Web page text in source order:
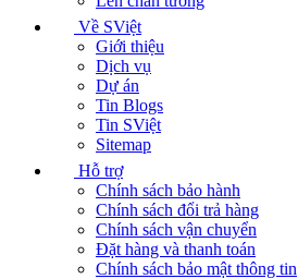
Về SViệt
Giới thiệu
Dịch vụ
Dự án
Tin Blogs
Tin SViệt
Sitemap
Hỗ trợ
Chính sách bảo hành
Chính sách đổi trả hàng
Chính sách vận chuyển
Đặt hàng và thanh toán
Chính sách bảo mật thông tin